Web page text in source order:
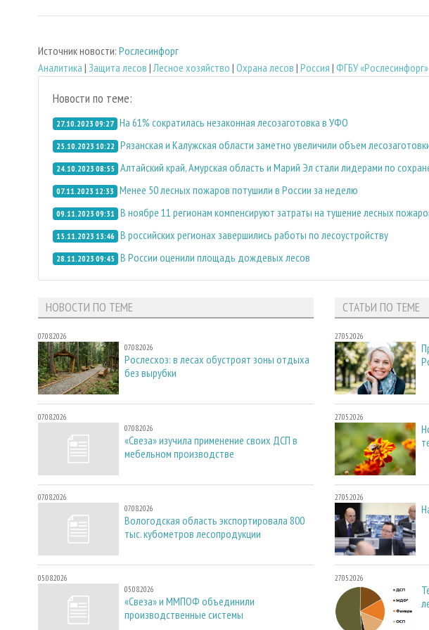
Источник новости: Рослесинфорг
Аналитика | Защита лесов | Лесное хозяйство | Охрана лесов | Россия | ФГБУ «Рослесинфорг»
Новости по теме:
27.10.2023 09:27 На 61% сократилась незаконная лесозаготовка в УФО
25.10.2023 10:22 Рязанская и Калужская области заметно увеличили объем
24.10.2023 08:55 Алтайский край, Амурская область и Марий Эл стали лидерами по
07.11.2023 12:33 Менее 50 лесных пожаров потушили в России за неделю
09.11.2023 09:31 В ноябре 11 регионам компенсируют затраты на тушение лесных
15.11.2023 13:46 В российских регионах завершились работы по лесоустройству
28.11.2023 09:45 В России оценили площадь дождевых лесов
НОВОСТИ ПО ТЕМЕ
07.08.2026
07.08.2026
Рослесхоз: в лесах обустроят зоны отдыха
без вырубки
07.08.2026
07.08.2026
«Свеза» изучила применение своих ДСП в
мебельном производстве
07.08.2026
07.08.2026
Вологодская область экспортировала 800
тыс. кубометров лесопродукции
05.08.2026
05.08.2026
«Свеза» и ММПОФ объединили
производственные системы
СТАТЬИ ПО ТЕМЕ
27.05.2026
27.05.2026
27.05.2026
27.05.2026